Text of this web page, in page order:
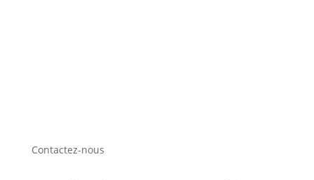
Contactez-nous